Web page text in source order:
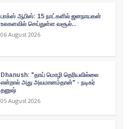
பாக்ஸ் ஆபிஸ்: 15 நாட்களில் ஜனநாயகன்
உலகளவில் செய்துள்ள வசூல்..
06 August 2026
Dhanush: "தாய் மொழி தெரியவில்லை
என்றால் அது அவமானம்தான்" - நடிகர்
தனுஷ்
05 August 2026